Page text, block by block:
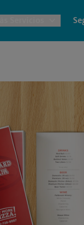
Papelería y Tarjetas
Carteles y
Impresión de Pancartas
Impresión de Carteles
Impresión de Letreros
Destrucción
Fotos de Pasaporte